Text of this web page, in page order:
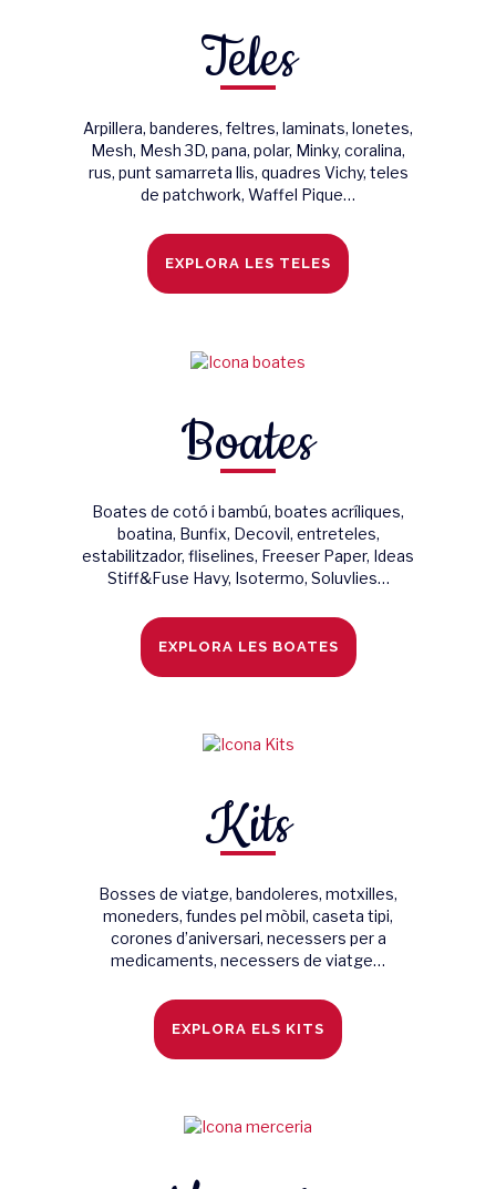
Teles
Arpillera, banderes, feltres, laminats, lonetes,
Mesh, Mesh 3D, pana, polar, Minky, coralina,
rus, punt samarreta llis, quadres Vichy, teles
de patchwork, Waffel Pique…
EXPLORA LES TELES
Boates
Boates de cotó i bambú, boates acríliques,
boatina, Bunfix, Decovil, entreteles,
estabilitzador, fliselines, Freeser Paper, Ideas
Stiff&Fuse Havy, Isotermo, Soluvlies…
EXPLORA LES BOATES
Kits
Bosses de viatge, bandoleres, motxilles,
moneders, fundes pel mòbil, caseta tipi,
corones d’aniversari, necessers per a
medicaments, necessers de viatge…
EXPLORA ELS KITS